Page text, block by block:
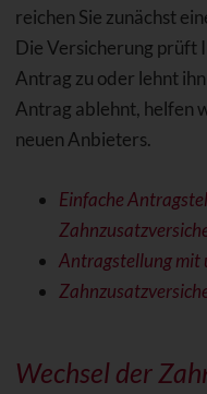
reichen Sie zunächst
Die Versicherung prüft
Antrag zu oder lehnt
Antrag ablehnt, helfen
neuen Anbieters.
Einfache
Antragstellung mit
Wechsel der